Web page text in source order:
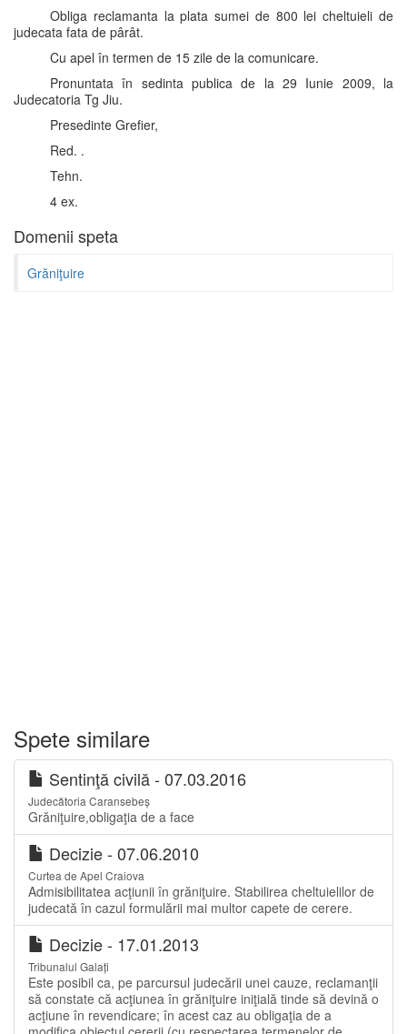
Obliga reclamanta la plata sumei de 800 lei cheltuieli de
judecata fata de pârât.
Cu apel în termen de 15 zile de la comunicare.
Pronuntata în sedinta publica de la 29 Iunie 2009, la
Judecatoria Tg Jiu.
Presedinte Grefier,
Red. .
Tehn.
4 ex.
Domenii speta
Grăniţuire
Spete similare
Sentinţă civilă - 07.03.2016
Judecătoria Caransebeș
Grăniţuire,obligaţia de a face
Decizie - 07.06.2010
Curtea de Apel Craiova
Admisibilitatea acţiunii în grăniţuire. Stabilirea cheltuielilor de
judecată în cazul formulării mai multor capete de cerere.
Decizie - 17.01.2013
Tribunalul Galați
Este posibil ca, pe parcursul judecării unei cauze, reclamanţii
să constate că acţiunea în grăniţuire iniţială tinde să devină o
acţiune în revendicare; în acest caz au obligaţia de a